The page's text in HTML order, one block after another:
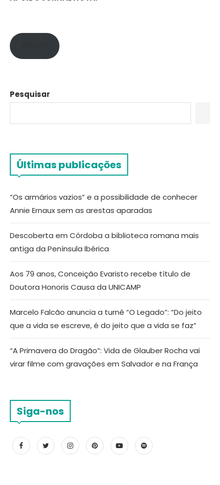
Pesquisar
Últimas publicações
“Os armários vazios” e a possibilidade de conhecer
Annie Ernaux sem as arestas aparadas
Descoberta em Córdoba a biblioteca romana mais
antiga da Península Ibérica
Aos 79 anos, Conceição Evaristo recebe título de
Doutora Honoris Causa da UNICAMP
Marcelo Falcão anuncia a turnê “O Legado”: “Do jeito
que a vida se escreve, é do jeito que a vida se faz”
“A Primavera do Dragão”: Vida de Glauber Rocha vai
virar filme com gravações em Salvador e na França
Siga-nos